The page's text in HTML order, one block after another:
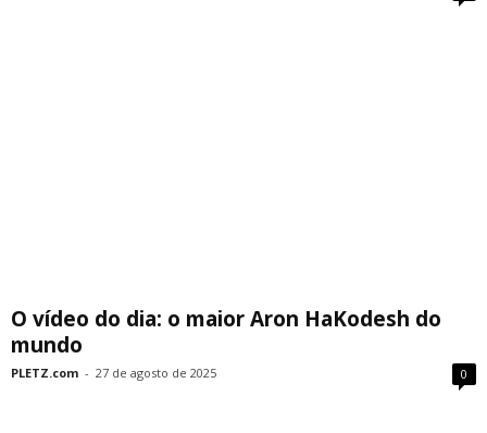
O vídeo do dia: o maior Aron HaKodesh do
mundo
PLETZ.com - 27 de agosto de 2025 0